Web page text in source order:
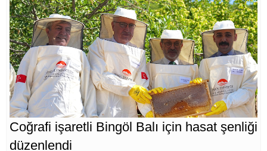
Coğrafi işaretli Bingöl Balı için hasat şenliği
düzenlendi